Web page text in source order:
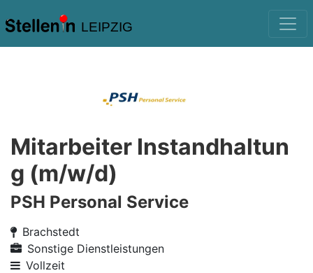
LEIPZIG
Mitarbeiter Instandhaltun
g (m/w/d)
PSH Personal Service
Brachstedt
Sonstige Dienstleistungen
Vollzeit